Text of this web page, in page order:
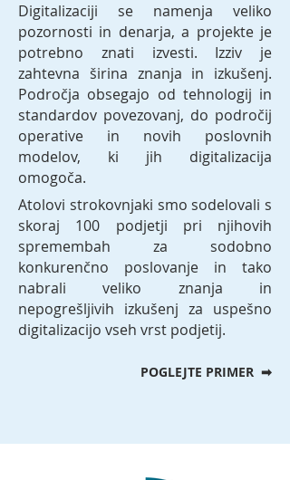
Digitalizaciji se namenja veliko
pozornosti in denarja, a projekte je
potrebno znati izvesti. Izziv je
zahtevna širina znanja in izkušenj.
Področja obsegajo od tehnologij in
standardov povezovanj, do področij
operative in novih poslovnih
modelov, ki jih digitalizacija
omogoča.
Atolovi strokovnjaki smo sodelovali s
skoraj 100 podjetji pri njihovih
spremembah za sodobno
konkurenčno poslovanje in tako
nabrali veliko znanja in
nepogrešljivih izkušenj za uspešno
digitalizacijo vseh vrst podjetij.
POGLEJTE PRIMER ➡